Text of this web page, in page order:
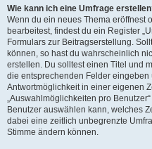
Wie kann ich eine Umfrage
Wenn du ein neues Thema eröffnest
bearbeitest, findest du ein Register
Formulars zur Beitragserstellung.
können, so hast du wahrscheinlich
erstellen. Du solltest einen Titel und
die entsprechenden Felder
Antwortmöglichkeit in einer eigenen
„Auswahlmöglichkeiten pro
Benutzer auswählen kann, welches
dabei eine zeitlich unbegrenzte
Stimme ändern können.